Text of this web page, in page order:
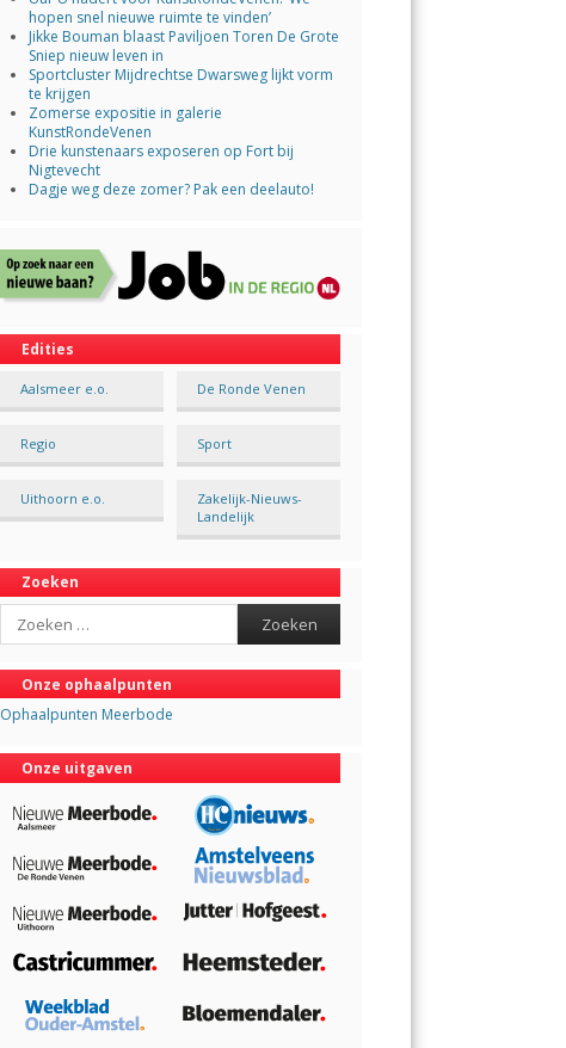
hopen snel nieuwe ruimte te vinden’
Jikke Bouman blaast Paviljoen Toren De Grote
Sniep nieuw leven in
Sportcluster Mijdrechtse Dwarsweg lijkt vorm
te krijgen
Zomerse expositie in galerie
KunstRondeVenen
Drie kunstenaars exposeren op Fort bij
Nigtevecht
Dagje weg deze zomer? Pak een deelauto!
Edities
Aalsmeer e.o. De Ronde Venen
Regio Sport
Uithoorn e.o.
Zakelijk-Nieuws-
Landelijk
Zoeken
Search
Onze ophaalpunten
Ophaalpunten Meerbode
Onze uitgaven